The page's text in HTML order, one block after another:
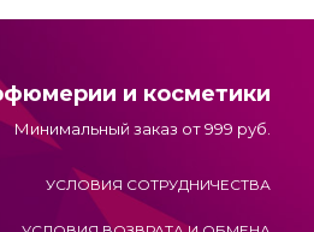
и косметики
Минимальный заказ от 999 руб.
УСЛОВИЯ СОТРУДНИЧЕСТВА